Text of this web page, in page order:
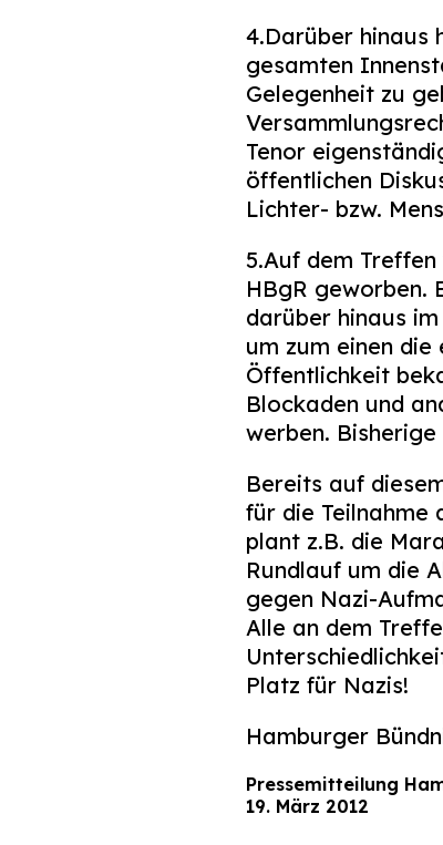
4.Darüber hinaus
gesamten
Gelegenheit zu
Tenor
öffentlichen
Lichter- bzw.
5.Auf dem
HBgR geworben.
darüber hinaus
um zum einen
Öffentlichkeit
Blockaden und
werben.
Bereits auf
für die Teilnahme
plant z.B. die
Rundlauf um die
gegen Nazi-
Alle an dem
Platz für Nazis!
Hamburger
Pressemitteilung
19. März 2012